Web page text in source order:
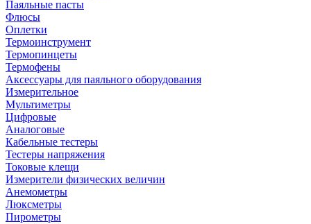
Паяльные пасты
Флюсы
Оплетки
Термоинструмент
Термопинцеты
Термофены
Аксессуары для паяльного оборудования
Измерительное
Мультиметры
Цифровые
Аналоговые
Кабельные тестеры
Тестеры напряжения
Токовые клещи
Измерители физических величин
Анемометры
Люксметры
Пирометры